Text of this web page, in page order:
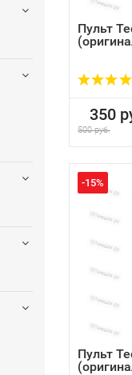
Пульт
350
500 руб.
-15%
Пульт